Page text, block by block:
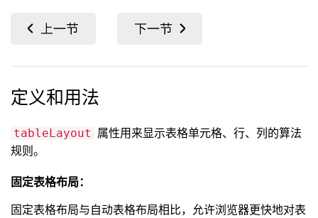
定义和用法
tableLayout 属性用来显示表格单元格、行、列的算法
规则。
固定表格布局：
固定表格布局与自动表格布局相比，允许浏览器更快地对表